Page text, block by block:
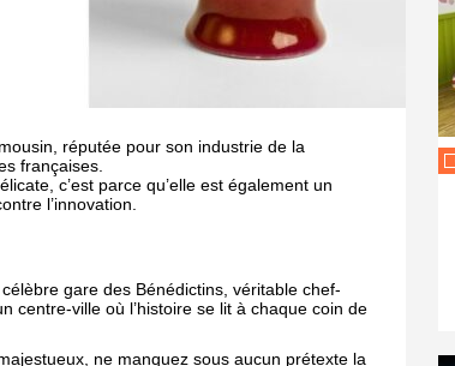
réputée pour son industrie de la
françaises.
c’est parce qu’elle est également un
l’innovation.
gare des Bénédictins, véritable chef-
centre-ville où l’histoire se lit à chaque coin de
ne manquez sous aucun prétexte la